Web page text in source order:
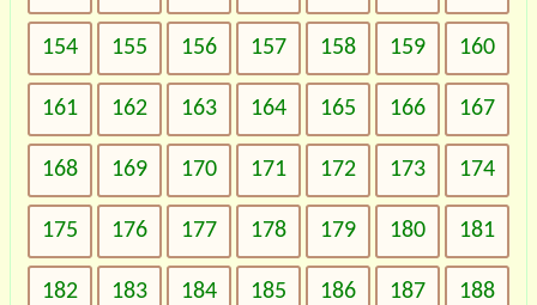
154 155 156 157 158 159 160
161 162 163 164 165 166 167
168 169 170 171 172 173 174
175 176 177 178 179 180 181
182 183 184 185 186 187 188